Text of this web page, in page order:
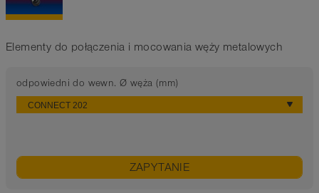
Elementy do połączenia i mocowania węży metalowych
odpowiedni do wewn. Ø węża (mm)
ZAPYTANIE